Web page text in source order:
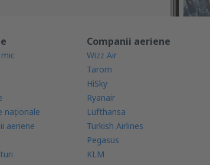
naţionale
aeriene
Companii aeriene
Wizz Air
Tarom
HiSky
Ryanair
Lufthansa
Turkish Airlines
Pegasus
KLM